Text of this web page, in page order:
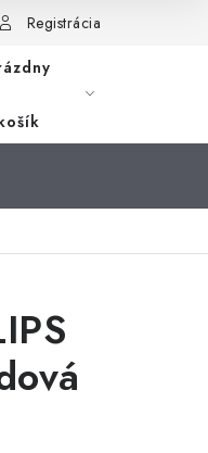
Registrácia